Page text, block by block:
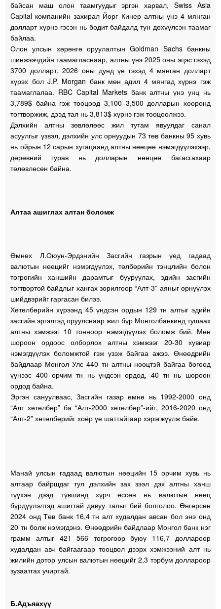
байсан маш олон таамгуудыг эргэн харвал, Swiss Asia
Capital компанийн захирал Йорг Кинер алтны үнэ 4 мянган
долларт хүрнэ гэсэн нь бодит байдалд тун дөхүүлсэн таамаг
байлаа.
Олон улсын хөрөнгө оруулалтын Goldman Sachs банкны
шинжээчдийн таамагласнаар, алтны үнэ 2025 оны эцэс гэхэд
3700 долларт, 2026 оны дунд үе гэхэд 4 мянган долларт
хүрэх бол J.P. Morgan банк мөн адил 4 мянгад хүрнэ гэж
таамаглалаа. RBC Capital Markets банк алтны үнэ унц нь
3,789$ байна гэж тооцоод 3,100–3,500 долларын хооронд
тогтворжиж, дээд тал нь 3,813$ хүрнэ гэж тооцоолжээ.
Дэлхийн алтны зөвлөлөөс жил тутам явуулдаг санал
асуулгыг үзвэл, дэлхийн улс орнуудын 73 төв банкны 95 хувь
нь ойрын 12 сарын хугацаанд алтны нөөцөө нэмэгдүүлэхээр,
дөрөвний гурав нь долларын нөөцөө багасгахаар
төлөвлөсөн байна.
Алтаа ашиглах алтан боломж
Өмнөх Л.Оюун-Эрдэнийн Засгийн газрын үед гадаад
валютын нөөцийг нэмэгдүүлэх, төлбөрийн тэнцлийн болон
төгрөгийн ханшийн дарамтыг бууруулах, эдийн засгийн
тогтвортой байдлыг хангах зорилгоор “Алт-3” аяныг өрнүүлэх
шийдвэрийг гаргасан билээ.
Хөтөлбөрийн хүрээнд 45 үндсэн ордын 129 тн алтыг эдийн
засгийн эргэлтэд оруулснаар жил бүр Монголбанкинд тушаах
алтны хэмжээг 10 тонноор нэмэгдүүлэх боломж бий. Мөн
шороон ордоос олборлох алтны хэмжээг 20-30 хувиар
нэмэгдүүлэх боломжтой гэж үзэж байгаа ажээ. Өнөөдрийн
байдлаар Монгол Улс 440 тн алтны нөөцтэй байгаа бөгөөд
үүнээс 400 орчим тн нь үндсэн ордод, 40 тн нь шороон
ордод байна.
Эргэн сануулваас, Засгийн газар өмнө нь 1992-2000 онд
“Алт хөтөлбөр” ба “Алт-2000 хөтөлбөр”-ийг, 2016-2020 онд
“Алт-2” хөтөлбөрийг хоёр үе шаттайгаар хэрэгжүүлж байв.
Манай улсын гадаад валютын нөөцийн 15 орчим хувь нь
алтаар байршдаг тул дэлхийн зах зээл дэх алтны ханш
түүхэн дээд түвшинд хүрч өссөн нь валютын нөөц
бүрдүүлэлтэд ашигтай давуу талыг бий болголоо. Өнгөрсөн
2024 онд Төв банк 16,4 тн алт худалдан авсан бол энэ онд
20 тн болж нэмэгдэнэ. Өнөөдрийн байдлаар Монгол банк нэг
грамм алтыг 421 566 төгрөгөөр буюу 116,7 доллароор
худалдан авч байгаагаар тооцвол дээрх хэмжээний алт нь
жилийн дотор улсын валютын нөөцийг 2,3 тэрбум доллароор
зузаатгах учиртай.
Б.Адъяахүү